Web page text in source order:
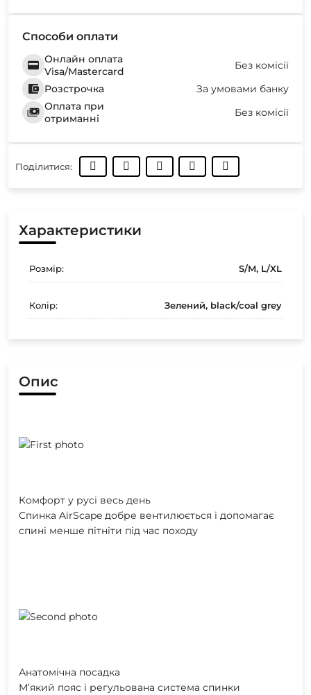
Способи оплати
Онлайн оплата
Visa/Mastercard
Без комісії
Розстрочка
За умовами банку
Оплата при
отриманні
Без комісії
Поділитися:
Характеристики
Розмір: S/M, L/XL
Колір: Зелений, black/coal grey
Опис
Комфорт у русі весь день
Спинка AirScape добре вентилюється і допомагає
спині менше пітніти під час походу
Анатомічна посадка
М’який пояс і регульована система спинки